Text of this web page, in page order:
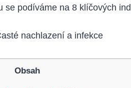
se podíváme na 8 klíčových
Obsah